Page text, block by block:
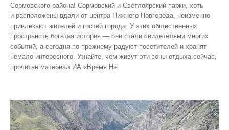
Сормовского района! Сормовский и Светлоярский парки, хоть
и расположены вдали от центра Нижнего Новгорода, неизменно
привлекают жителей и гостей города. У этих общественных
пространств богатая история — они стали свидетелями многих
событий, а сегодня по‑прежнему радуют посетителей и хранят
немало интересного. Узнайте, чем живут эти зоны отдыха сейчас,
прочитав материал ИА «Время Н».